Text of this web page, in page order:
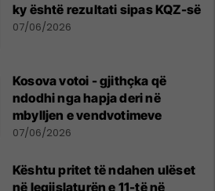
ky është rezultati sipas KQZ-së
07/06/2026
Kosova votoi - gjithçka që
ndodhi nga hapja deri në
mbylljen e vendvotimeve
07/06/2026
Kështu pritet të ndahen ulëset
në legjislaturën e 11-të në